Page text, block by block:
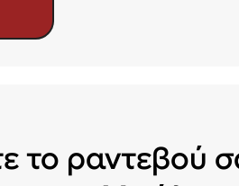
το ραντεβού